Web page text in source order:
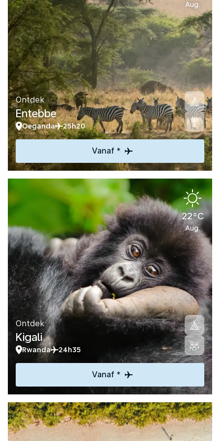
Aug.
Ontdek
Entebbe
Oeganda 25h20
Vanaf *
22°C
Aug.
Ontdek
Kigali
Rwanda 24h35
Vanaf *